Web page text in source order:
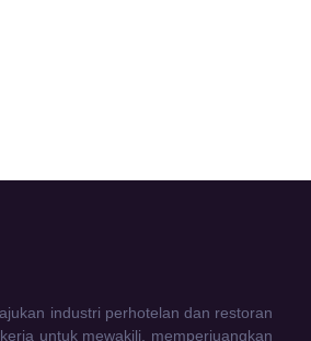
industri perhotelan dan restoran
untuk mewakili, memperjuangkan